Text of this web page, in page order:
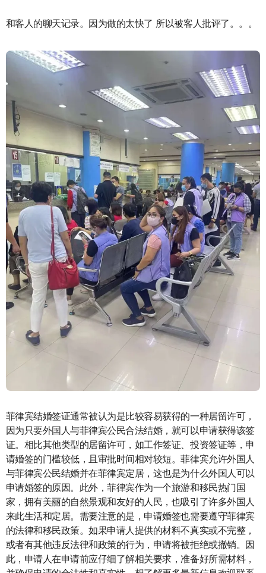
和客人的聊天记录。因为做的太快了 所以被客人批评了。。。
菲律宾结婚签证通常被认为是比较容易获得的一种居留许可，
因为只要外国人与菲律宾公民合法结婚，就可以申请获得该签
证。相比其他类型的居留许可，如工作签证、投资签证等，申
请婚签的门槛较低，且审批时间相对较短。菲律宾允许外国人
与菲律宾公民结婚并在菲律宾定居，这也是为什么外国人可以
申请婚签的原因。此外，菲律宾作为一个旅游和移民热门国
家，拥有美丽的自然景观和友好的人民，也吸引了许多外国人
来此生活和定居。需要注意的是，申请婚签也需要遵守菲律宾
的法律和移民政策。如果申请人提供的材料不真实或不完整，
或者有其他违反法律和政策的行为，申请将被拒绝或撤销。因
此，申请人在申请前应仔细了解相关要求，准备好所需材料，